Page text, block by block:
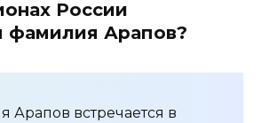
России
фамилия Арапов?
Арапов встречается в